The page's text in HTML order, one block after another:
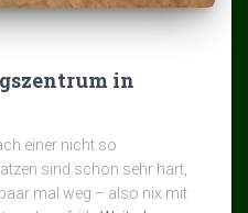
in
einer nicht so
sind schon sehr hart,
mal weg – also nix mit